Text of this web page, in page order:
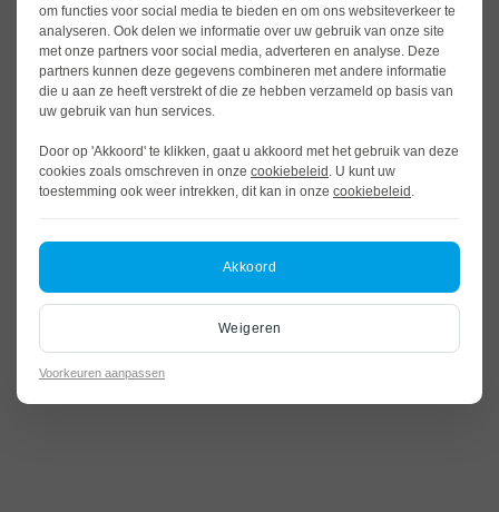
om functies voor social media te bieden en om ons websiteverkeer te
analyseren. Ook delen we informatie over uw gebruik van onze site
met onze partners voor social media, adverteren en analyse. Deze
partners kunnen deze gegevens combineren met andere informatie
die u aan ze heeft verstrekt of die ze hebben verzameld op basis van
uw gebruik van hun services.
Door op 'Akkoord' te klikken, gaat u akkoord met het gebruik van deze
cookies zoals omschreven in onze cookiebeleid . U kunt uw
toestemming ook weer intrekken, dit kan in onze cookiebeleid .
Akkoord
Weigeren
Voorkeuren aanpassen